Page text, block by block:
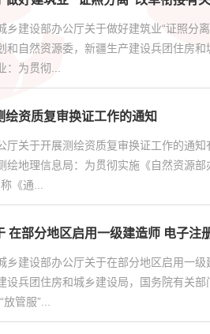
乡建设部办公厅关于做好建筑业“证照分
和自然资源委，新疆生产建设兵团住房
：为贯彻...
绘资质复审换证工作的通知
厅关于开展测绘资质复审换证工作的通
绘地理信息局：为贯彻实施《自然资源
《通...
在部分地区启用一级建造师 电子注
乡建设部办公厅关于在部分地区启用一
设兵团住房和城乡建设局，国务院有关
放管服”...